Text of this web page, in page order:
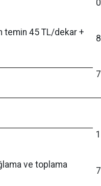
0
temin 45 TL/dekar +
ve toplama